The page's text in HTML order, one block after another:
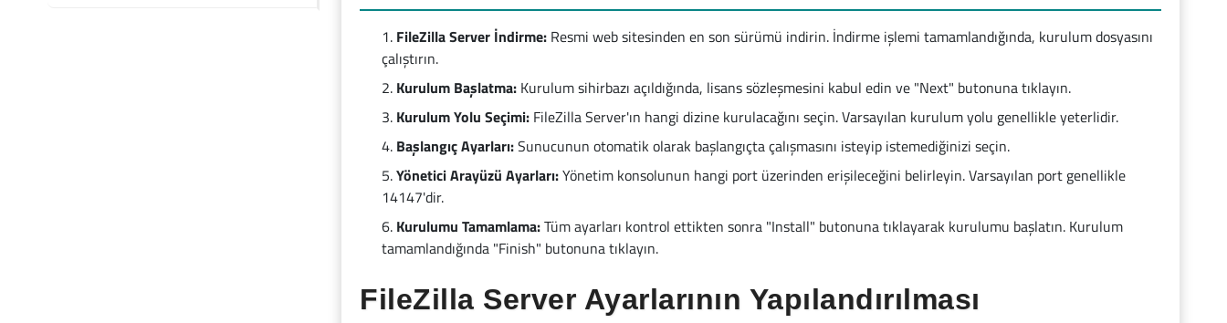
FileZilla Server İndirme: Resmi web sitesinden en son sürümü indirin. İndirme işlemi tamamlandığında, kurulum dosyasını
çalıştırın.
Kurulum Başlatma: Kurulum sihirbazı açıldığında, lisans sözleşmesini kabul edin ve "Next" butonuna tıklayın.
Kurulum Yolu Seçimi: FileZilla Server'ın hangi dizine kurulacağını seçin. Varsayılan kurulum yolu genellikle yeterlidir.
Başlangıç Ayarları:Sunucunun otomatik olarak başlangıçta çalışmasını isteyip istemediğinizi seçin.
Yönetici Arayüzü Ayarları:Yönetim konsolunun hangi port üzerinden erişileceğini belirleyin. Varsayılan port genellikle
14147'dir.
Kurulumu Tamamlama:Tüm ayarları kontrol ettikten sonra "Install" butonuna tıklayarak kurulumu başlatın. Kurulum
tamamlandığında "Finish" butonuna tıklayın.
FileZilla Server Ayarlarının Yapılandırılması